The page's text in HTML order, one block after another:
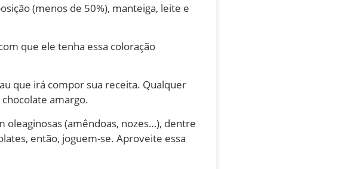
(menos de 50%), manteiga, leite e
que ele tenha essa coloração
que irá compor sua receita. Qualquer
amargo.
oleaginosas (amêndoas, nozes…), dentre
então, joguem-se. Aproveite essa